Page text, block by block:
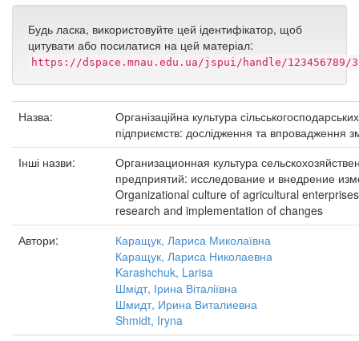
Будь ласка, використовуйте цей ідентифікатор, щоб
цитувати або посилатися на цей матеріал:
https://dspace.mnau.edu.ua/jspui/handle/123456789/
Назва:
Організаційна культура сільськогосподарських
підприємств: дослідження та впровадження
Інші назви:
Организационная культура
предприятий: исследование и внедрение
Organizational culture of agricultural
research and implementation of changes
Автори:
Каращук, Лариса Миколаївна
Каращук, Лариса Николаевна
Karashchuk, Larisa
Шмідт, Ірина Віталіївна
Шмидт, Ирина Виталиевна
Shmidt, Iryna